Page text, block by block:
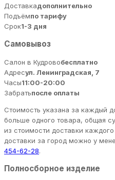
Доставкадополнительно
Подъёмпо тарифу
Срок1-3 дня
Самовывоз
Салон в Кудровобесплатно
Адресул. Ленинградская, 7
Часы11:00-20:00
Забратьпосле оплаты
Стоимость указана за каждый
больше одного товара, общая
из стоимости доставки
доставки за город можно у
454-62-28.
Полносборное изделие